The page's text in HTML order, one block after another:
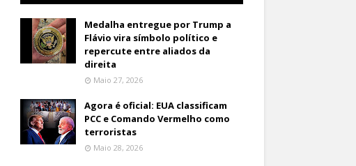
Medalha entregue por Trump a
Flávio vira símbolo político e
repercute entre aliados da
direita
Maio 27, 2026
Agora é oficial: EUA classificam
PCC e Comando Vermelho como
terroristas
Maio 28, 2026